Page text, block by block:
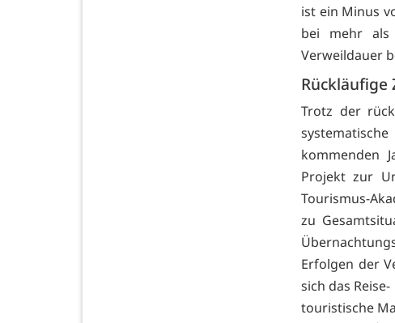
ist ein Minus
bei mehr als
Verweildauer
Rückläufige
Trotz der
kommenden
Projekt zur
Tourismus-
zu
Erfolgen der
sich das
touristische